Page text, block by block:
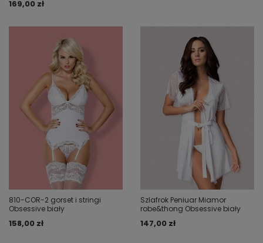
169,00 zł
810-COR-2 gorset i stringi
Obsessive biały
158,00 zł
Szlafrok Peniuar Miamor
robe&thong Obsessive biały
147,00 zł